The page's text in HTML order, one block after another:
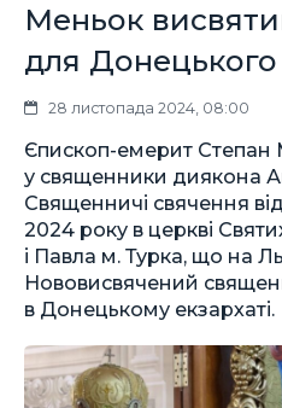
Меньок
для Донецького
28 листопада 2024, 08:00
Єпископ-емерит
у священники диякона
Священничі свячення
2024 року в церкві
і Павла м. Турка, що на
Нововисвячений
в Донецькому екзархаті.